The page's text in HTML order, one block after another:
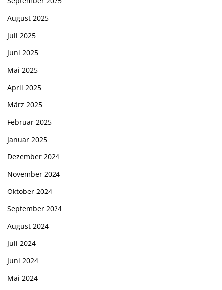
August 2025
Juli 2025
Juni 2025
Mai 2025
April 2025
März 2025
Februar 2025
Januar 2025
Dezember 2024
November 2024
Oktober 2024
September 2024
August 2024
Juli 2024
Juni 2024
Mai 2024